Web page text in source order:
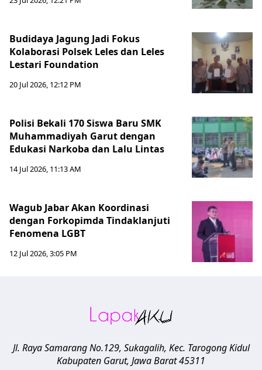
Budidaya Jagung Jadi Fokus
Kolaborasi Polsek Leles dan Leles
Lestari Foundation
20 Jul 2026, 12:12 PM
Polisi Bekali 170 Siswa Baru SMK
Muhammadiyah Garut dengan
Edukasi Narkoba dan Lalu Lintas
14 Jul 2026, 11:13 AM
Wagub Jabar Akan Koordinasi
dengan Forkopimda Tindaklanjuti
Fenomena LGBT
12 Jul 2026, 3:05 PM
Jl. Raya Samarang No.129, Sukagalih, Kec. Tarogong Kidul
Kabupaten Garut, Jawa Barat45311